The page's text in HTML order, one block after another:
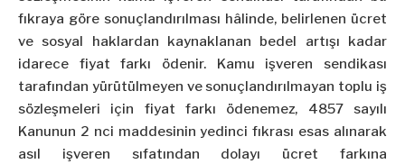
fıkraya göre sonuçlandırılması hâlinde, belirlenen ücret
ve sosyal haklardan kaynaklanan bedel artışı kadar
idarece fiyat farkı ödenir. Kamu işveren sendikası
tarafından yürütülmeyen ve sonuçlandırılmayan toplu iş
sözleşmeleri için fiyat farkı ödenemez, 4857 sayılı
Kanunun 2 nci maddesinin yedinci fıkrası esas alınarak
asıl işveren sıfatından dolayı ücret farkına